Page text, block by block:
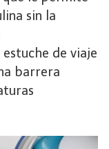
sin la
de viaje
barrera